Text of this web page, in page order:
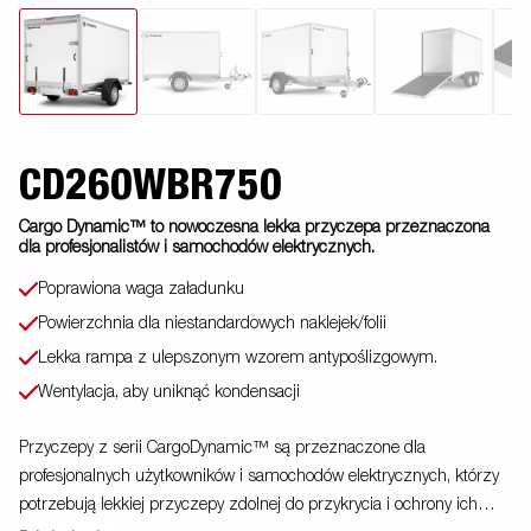
CD260WBR750
Cargo Dynamic™ to nowoczesna lekka przyczepa przeznaczona
dla profesjonalistów i samochodów elektrycznych.
Poprawiona waga załadunku
Powierzchnia dla niestandardowych naklejek/folii
Lekka rampa z ulepszonym wzorem antypoślizgowym.
Wentylacja, aby uniknąć kondensacji
Przyczepy z serii CargoDynamic™ są przeznaczone dla
profesjonalnych użytkowników i samochodów elektrycznych, którzy
potrzebują lekkiej przyczepy zdolnej do przykrycia i ochrony ich